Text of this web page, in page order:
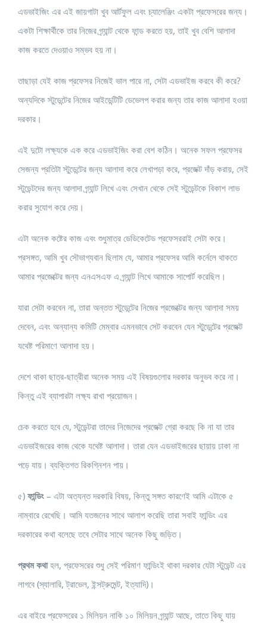
এডভাইজিং এর এই জায়গাটা খুব আর্টফুল এবং চ্যালেঞ্জিং একটা প্রফেসরের জন্য।
একটা শিক্ষার্থীকে তার নিজের গ্র্যান্ট থেকে ফান্ড করতে হয়, তাই খুব বেশি আলাদা
কাজ করতে দেওয়াও সম্ভব হয় না।
তাছাড়া যেই কাজ প্রফেসর নিজেই ভাল পারে না, সেটা এডভাইজ করবে কী করে?
অন্যদিকে স্টুডেন্টের নিজের আইডেন্টিটি ডেভেলপ করার জন্য তার কাজ আলাদা হওয়া
দরকার।
এই দুটো লক্ষ্যকে এক করে এডভাইজিং করা বেশ কঠিন। অনেক সফল প্রফেসর
সেজন্য প্রতিটা স্টুডেন্টের জন্য আলাদা করে লেখাপড়া করে, প্রজেক্ট দাঁড় করায়, সেই
স্টুডেন্টদের জন্য আলাদা গ্র্যান্ট লিখে এবং সেখান থেকে সেই স্টুডেন্টকে বিকাশ লাভ
করার সুযোগ করে দেয়।
এটা অনেক কষ্টের কাজ এবং শুধুমাত্র ডেডিকেটেড প্রফেসররাই সেটা করে।
প্রসঙ্গত, আমি খুব সৌভাগ্যবান ছিলাম যে, আমার প্রফেসর আমি কর্নেলে থাকতে
আমার প্রজেক্টের জন্য এনএসএফ এ গ্র্যান্ট লিখে আমাকে সাপোর্ট করেছিল।
যারা সেটা করবেন না, তারা অন্তত স্টুডেন্টের নিজের প্রজেক্টের জন্য আলাদা সময়
দেবেন, এবং অন্যান্য কমিটি মেম্বার এমনভাবে সেট করবেন যেন স্টুডেন্টের প্রজেক্ট
যথেষ্ট পরিমাণে আলাদা হয়।
দেশে থাকা ছাত্র-ছাত্রীরা অনেক সময় এই বিষয়গুলোর দরকার অনুভব করে না।
কিন্তু এই ব্যাপারটা লক্ষ্য রাখা প্রয়োজন।
চেক করতে হবে যে, স্টুডেন্টরা তাদের নিজেদের প্রজেক্ট গ্রো করছে কি না যা তার
এডভাইজরের কাজ থেকে যথেষ্ট আলাদা। তারা যেন এডভাইজরের ছায়ায় ঢাকা না
পড়ে যায়। ব্যক্তিগত রিকগ্নিশন পায়।
৫) ফান্ডিং – এটা অত্যন্ত দরকারি বিষয়, কিন্তু সঙ্গত কারণেই আমি এটাকে ৫
নাম্বারে রেখেছি। আমি যতজনের সাথে আলাপ করেছি তারা সবাই ফান্ডিং এর
দরকারের কথা বলেছে তবে সেটার সাথে অনেক কিছু জড়িত।
প্রথম কথাহল, প্রফেসরের শুধু সেই পরিমাণ ফান্ডিংই থাকা দরকার যেটা স্টুডেন্ট এর
লাগবে (স্যালারি, ট্রাভেল, ইন্সট্রুমেন্ট, ইত্যাদি)।
এর বাইরে প্রফেসরের ১ মিলিয়ন নাকি ১০ মিলিয়ন গ্র্যান্ট আছে, তাতে কিছু যায়